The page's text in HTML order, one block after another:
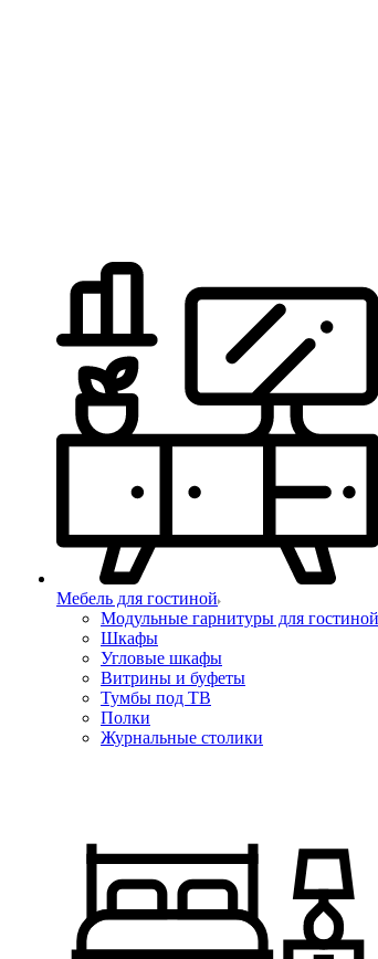
Мебель для гостиной
Модульные гарнитуры для гостиной
Шкафы
Угловые шкафы
Витрины и буфеты
Тумбы под ТВ
Полки
Журнальные столики